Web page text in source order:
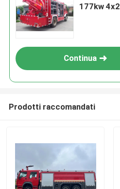
177kw
Continua
Prodotti raccomandati